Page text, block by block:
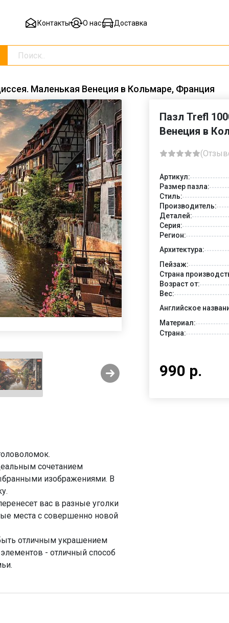
Контакты О нас Доставка
Маленькая Венеция в Кольмаре, Франция
сочетанием
изображениями. В
вас в разные уголки
места с совершенно новой
отличным украшением
- отличный способ
Пазл Trefl
Венеция в
Артикул:
Размер пазла:
Стиль:
Производитель:
Деталей:
Серия:
Регион:
Архитектура:
Пейзаж:
Страна
Возраст от:
Вес:
Английское
Материал:
Страна:
990 р.